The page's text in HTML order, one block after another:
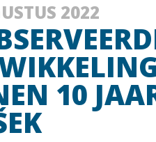
2022
10